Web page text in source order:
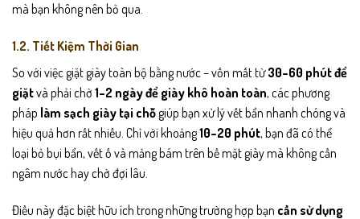
mà bạn không nên bỏ qua.
1.2. Tiết Kiệm Thời Gian
So với việc giặt giày toàn bộ bằng nước – vốn mất từ30–60 phút để
giặtvà phải chờ 1–2 ngày để giày khô hoàn toàn, các phương
pháp làm sạch giày tại chỗ giúp bạn xử lý vết bẩn nhanh chóng và
hiệu quả hơn rất nhiều. Chỉ với khoảng10–20 phút, bạn đã có thể
loại bỏ bụi bẩn, vết ố và mảng bám trên bề mặt giày mà không cần
ngâm nước hay chờ đợi lâu.
Điều này đặc biệt hữu ích trong những trường hợp bạn cần sử dụng